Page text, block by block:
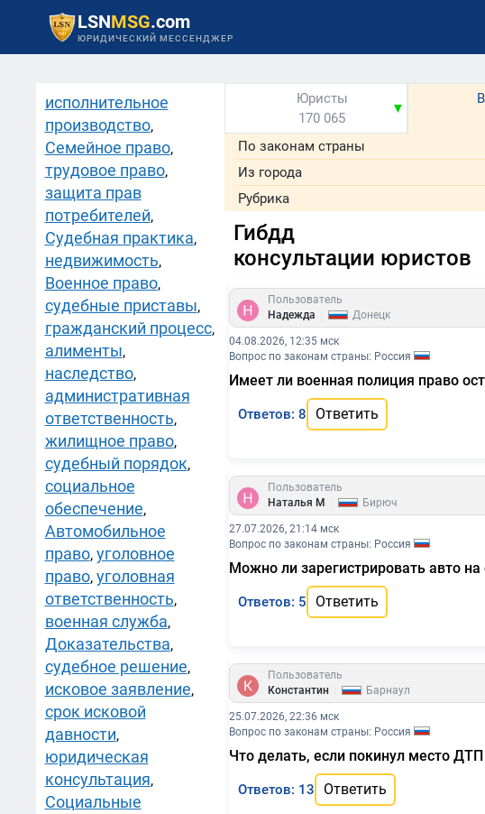
LSNMSG.com
ЮРИДИЧЕСКИЙ МЕССЕНДЖЕР
Юристы
170 065
▼
По законам страны
Из города
Рубрика
Гибдд
консультации юристов
Пользователь
Надежда
Донецк
04.08.2026, 12:35 мск
Вопрос по законам страны: Россия
Имеет ли военная полиция право
Ответов: 8 Ответить
Пользователь
Наталья М
Бирюч
27.07.2026, 21:14 мск
Вопрос по законам страны: Россия
Можно ли зарегистрировать авто
Ответов: 5 Ответить
Пользователь
Константин
Барнаул
25.07.2026, 22:36 мск
Вопрос по законам страны: Россия
Что делать, если покинул место
Ответов: 13 Ответить
исполнительное
производство,
Семейное право,
трудовое право,
защита прав
потребителей,
Судебная практика,
недвижимость,
Военное право,
судебные приставы,
гражданский процесс,
алименты,
наследство,
административная
ответственность,
жилищное право,
судебный порядок,
социальное
обеспечение,
Автомобильное
право, уголовное
право, уголовная
ответственность,
военная служба,
Доказательства,
судебное решение,
исковое заявление,
срок исковой
давности,
юридическая
консультация,
Социальные